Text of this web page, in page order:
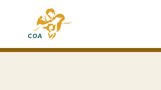
de
Naar
de
startpagina